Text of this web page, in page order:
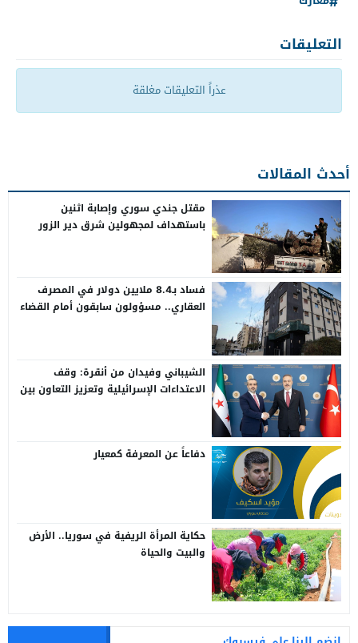
التعليقات
عذراً التعليقات مغلقة
أحدث المقالات
مقتل جندي سوري وإصابة اثنين
باستهداف لمجهولين شرق دير الزور
فساد بـ8.4 ملايين دولار في المصرف
العقاري.. مسؤولون سابقون أمام القضاء
الشيباني وفيدان من أنقرة: وقف
الاعتداءات الإسرائيلية وتعزيز التعاون بين
دفاعاً عن المعرفة كمعيار
حكاية المرأة الريفية في سوريا.. الأرض
والبيت والحياة